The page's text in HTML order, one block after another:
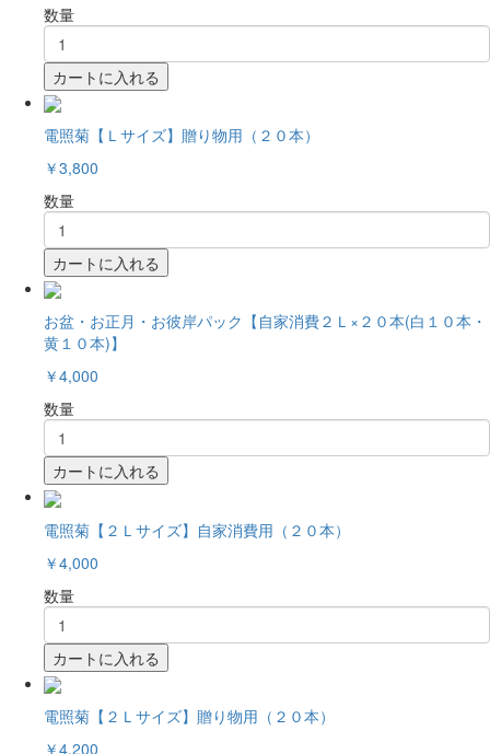
数量
カートに入れる
電照菊【Ｌサイズ】贈り物用（２０本）
￥3,800
数量
カートに入れる
お盆・お正月・お彼岸パック【自家消費２Ｌ×２０本(白１０本・
黄１０本)】
￥4,000
数量
カートに入れる
電照菊【２Ｌサイズ】自家消費用（２０本）
￥4,000
数量
カートに入れる
電照菊【２Ｌサイズ】贈り物用（２０本）
￥4,200